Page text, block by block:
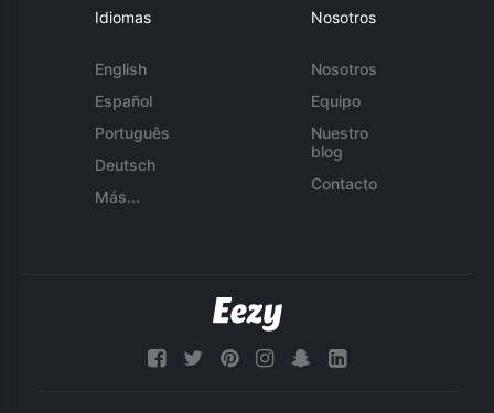
Idiomas
English
Español
Português
Deutsch
Más...
Nosotros
Nosotros
Equipo
Nuestro
blog
Contacto